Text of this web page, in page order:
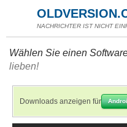
NACHRICHTER IST NICHT
Wählen Sie einen
lieben!
Downloads anzeigen für